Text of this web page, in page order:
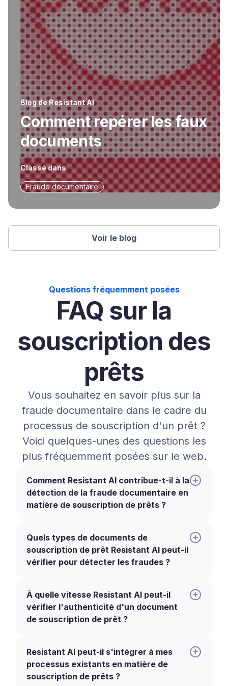
Blog de Resistant AI
Comment repérer les faux
documents
Classé dans
Fraude documentaire
Voir le blog
Questions fréquemment posées
FAQ sur la
souscription des
prêts
Vous souhaitez en savoir plus sur la
fraude documentaire dans le cadre du
processus de souscription d'un prêt ?
Voici quelques-unes des questions les
plus fréquemment posées sur le web.
Comment Resistant AI contribue-t-il à la
détection de la fraude documentaire en
matière de souscription de prêts ?
Quels types de documents de
souscription de prêt Resistant AI peut-il
vérifier pour détecter les fraudes ?
À quelle vitesse Resistant AI peut-il
vérifier l'authenticité d'un document
de souscription de prêt ?
Resistant AI peut-il s'intégrer à mes
processus existants en matière de
souscription de prêts ?